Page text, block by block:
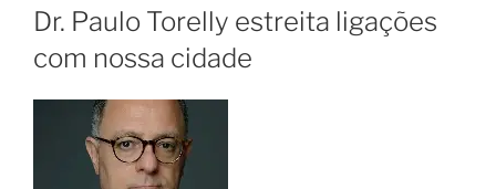
EM
Dr. Paulo Torelly estreita ligações
com nossa cidade